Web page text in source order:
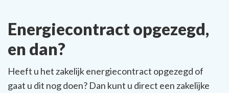
Energiecontract opgezegd,
en dan?
Heeft u het zakelijk energiecontract opgezegd of
gaat u dit nog doen? Dan kunt u direct een zakelijke